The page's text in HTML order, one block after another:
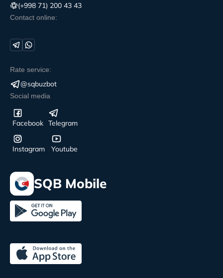
(+998 71) 200 43 43
Contact online:
Rate service:
@sqbuzbot
Social media
Facebook Telegram
Instagram Youtube
SQB Mobile